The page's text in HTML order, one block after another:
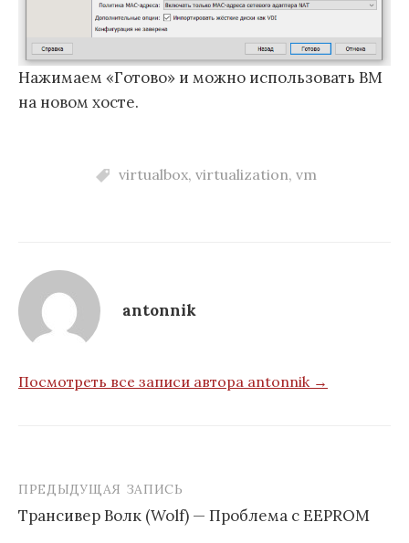
Нажимаем «Готово» и можно использовать ВМ
на новом хосте.
virtualbox, virtualization, vm
antonnik
Посмотреть все записи автора antonnik →
Навигация
по
ПРЕДЫДУЩАЯ ЗАПИСЬ
Tрансивер Волк (Wolf) — Проблема с EEPROM